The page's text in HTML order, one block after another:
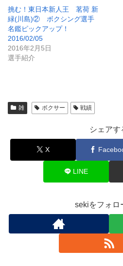
挑む！東日本新人王 茗荷 新
緑(川島)② ボクシング選手
名鑑ピックアップ！
2016/02/05
2016年2月5日
選手紹介
雑 ボクサー 戦績
シェアす
X
LINE
sekiをフォロ